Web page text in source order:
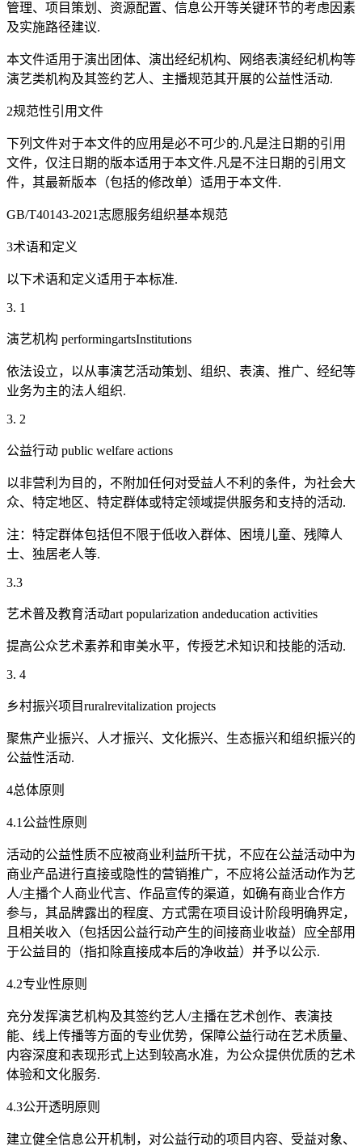
管理、项目策划、资源配置、信息公开等关键环节的考虑因素
及实施路径建议.
本文件适用于演出团体、演出经纪机构、网络表演经纪机构等
演艺类机构及其签约艺人、主播规范其开展的公益性活动.
2规范性引用文件
下列文件对于本文件的应用是必不可少的.凡是注日期的引用
文件，仅注日期的版本适用于本文件.凡是不注日期的引用文
件，其最新版本（包括的修改单）适用于本文件.
GB/T40143-2021志愿服务组织基本规范
3术语和定义
以下术语和定义适用于本标准.
3. 1
演艺机构 performingartsInstitutions
依法设立，以从事演艺活动策划、组织、表演、推广、经纪等
业务为主的法人组织.
3. 2
公益行动 public welfare actions
以非营利为目的，不附加任何对受益人不利的条件，为社会大
众、特定地区、特定群体或特定领域提供服务和支持的活动.
注：特定群体包括但不限于低收入群体、困境儿童、残障人
士、独居老人等.
3.3
艺术普及教育活动art popularization andeducation activities
提高公众艺术素养和审美水平，传授艺术知识和技能的活动.
3. 4
乡村振兴项目ruralrevitalization projects
聚焦产业振兴、人才振兴、文化振兴、生态振兴和组织振兴的
公益性活动.
4总体原则
4.1公益性原则
活动的公益性质不应被商业利益所干扰，不应在公益活动中为
商业产品进行直接或隐性的营销推广，不应将公益活动作为艺
人/主播个人商业代言、作品宣传的渠道，如确有商业合作方
参与，其品牌露出的程度、方式需在项目设计阶段明确界定，
且相关收入（包括因公益行动产生的间接商业收益）应全部用
于公益目的（指扣除直接成本后的净收益）并予以公示.
4.2专业性原则
充分发挥演艺机构及其签约艺人/主播在艺术创作、表演技
能、线上传播等方面的专业优势，保障公益行动在艺术质量、
内容深度和表现形式上达到较高水准，为公众提供优质的艺术
体验和文化服务.
4.3公开透明原则
建立健全信息公开机制，对公益行动的项目内容、受益对象、